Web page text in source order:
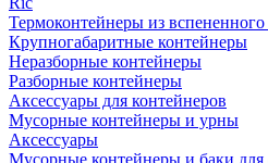
Термоконтейнеры из
Крупногабаритные контейнеры
Неразборные контейнеры
Разборные контейнеры
Аксессуары для контейнеров
Мусорные контейнеры и урны
Аксессуары
Мусорные контейнеры и баки